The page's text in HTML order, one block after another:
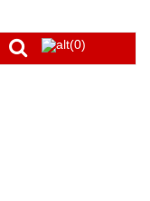
(0)